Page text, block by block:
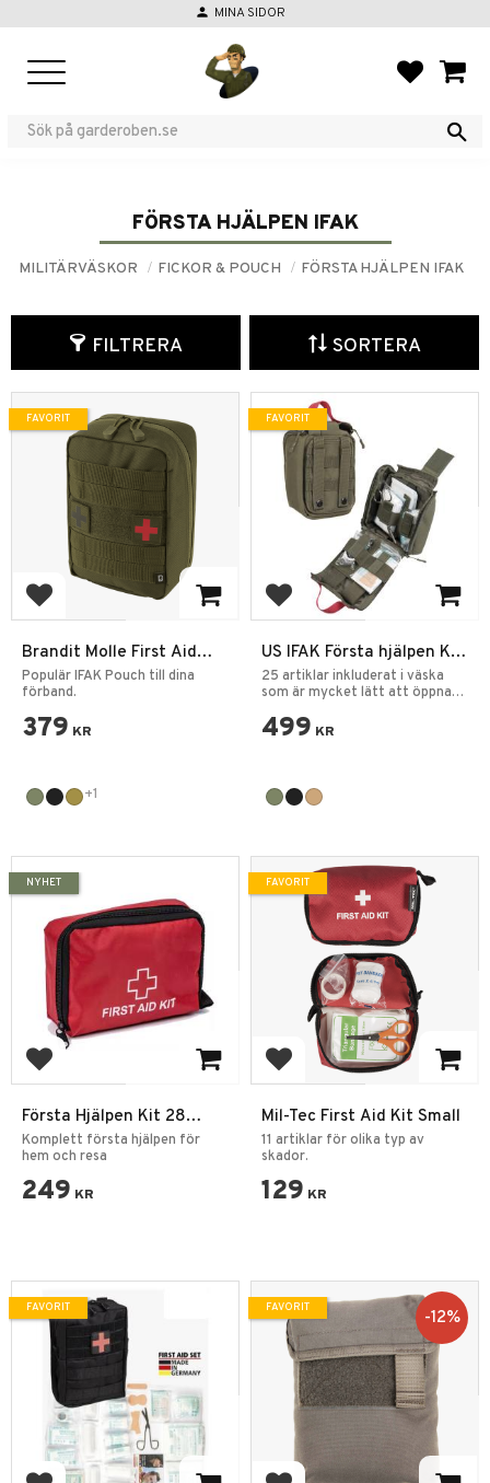
person MINA SIDOR
FÖRSTA HJÄLPEN IFAK
MILITÄRVÄSKOR FICKOR & POUCH FÖRSTA HJÄLPEN IFAK
FILTRERA SORTERA
Lägg till i favoriter
Brandit Molle First Aid
Pouch Large
Populär IFAK Pouch till dina
förband.
379 KR
FAVORIT
+1
Lägg till i favoriter
US IFAK Första hjälpen Kit
25pcs Pouch Lasercut
25 artiklar inkluderat i väska
som är mycket lätt att öppna
499 KR
FAVORIT
Lägg till i favoriter
Första Hjälpen Kit 28
Delar – Kompakt Nödkit
Komplett första hjälpen för
hem och resa
249 KR
NYHET
Lägg till i favoriter
Mil-Tec First Aid Kit Small
11 artiklar för olika typ av
skador.
129 KR
FAVORIT
FAVORIT 12%
FAVORIT